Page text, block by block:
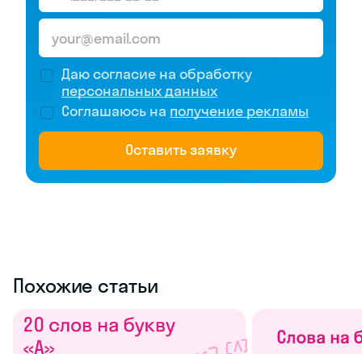
Даю согласие на обработку
персональных данных
Соглашаюсь на получение рекламы
Оставить заявку
Похожие статьи